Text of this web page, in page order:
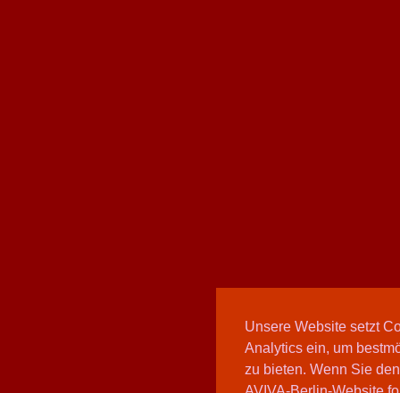
Unsere Website setzt
Analytics ein, um
zu bieten. Wenn Sie